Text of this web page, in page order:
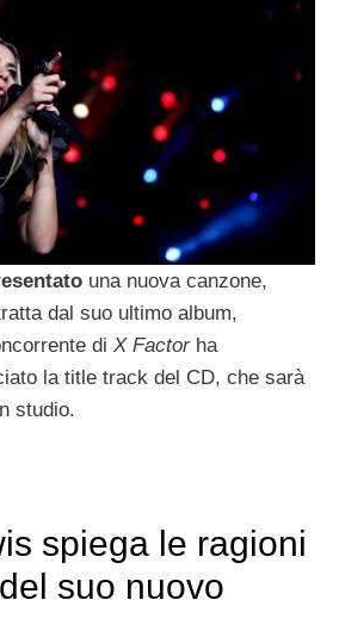
una nuova canzone,
dal suo ultimo album,
di X Factorha
la title track del CD, che sarà
studio.
spiega le ragioni
suo nuovo